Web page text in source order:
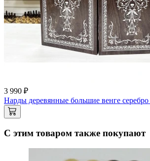
3 990 ₽
Нарды деревянные большие венге
С этим товаром также покупают